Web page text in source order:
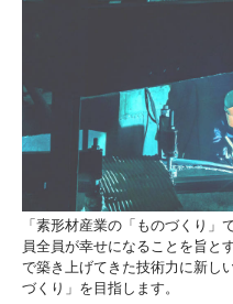
「素形材産業の「ものづくり」
員全員が幸せになることを旨と
で築き上げてきた技術力に新し
づくり」を目指します。